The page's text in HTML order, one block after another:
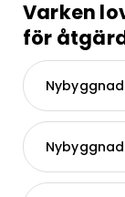
Varken
för